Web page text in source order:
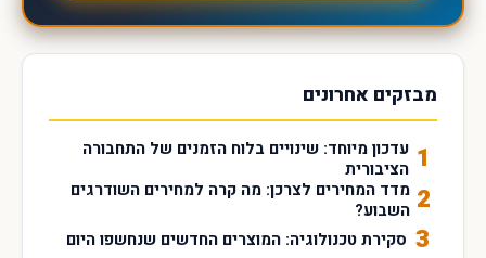
מבזקים אחרונים
1 עדכון מיוחד: שינויים בלוח הזמנים של התחבורה
הציבורית
2 מדד המחירים לצרכן: מה קרה למחירים השודרגים
השבוע?
3 סקירת טכנולוגיה: המוצרים החדשים שנחשפו היום